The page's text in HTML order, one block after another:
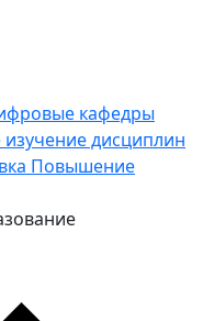
кафедры
изучение дисциплин
Повышение